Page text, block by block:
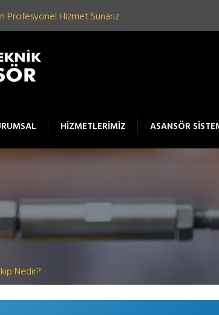
Profesyonel Hizmet Sunarız.
HİZMETLERİMİZ ASANSÖR
Nedir?